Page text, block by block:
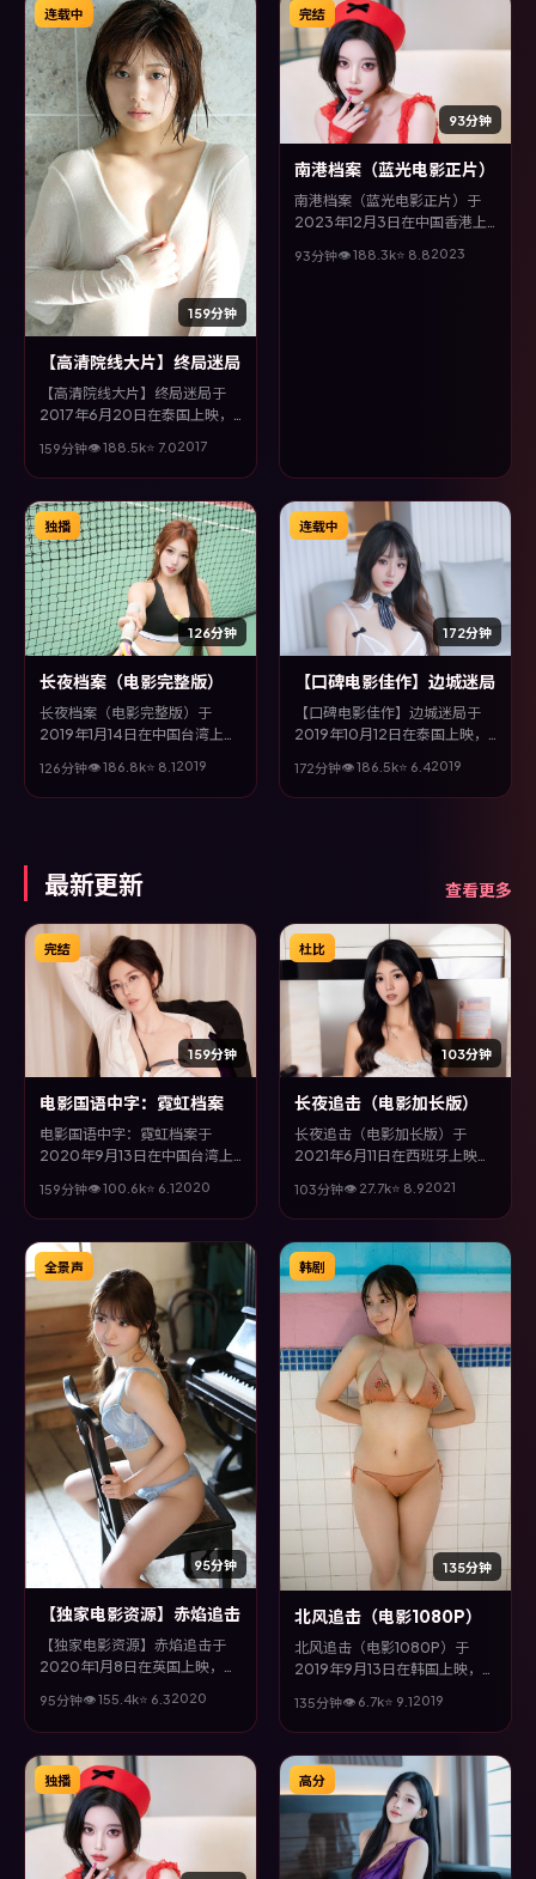
紧凑而不失细腻。
159分钟
连载中
【高清院线大片】终局迷局
【高清院线大片】终局迷局于
2017年6月20日在泰国上映，
张译、菅田将晖等主演。全片以
奇幻类型为主线，在时代洪流与
个体抉择之间，故事层层推进，
节奏紧凑而不失细腻。
159分钟👁188.5k⭐ 7.02017
93分钟
完结
南港档案（蓝光电影正片）
南港档案（蓝光电影正片）于
2023年12月3日在中国香港上
桃李、廖凡、刘德华等主演。全
93分钟👁188.3k⭐ 8.82023
126分钟
独播
长夜档案（电影完整版）
长夜档案（电影完整版）于
2019年1月14日在中国台湾上
歌、菅田将晖、段奕宏等主演。
全片以犯罪类型为主线，多条叙
126分钟👁186.8k⭐ 8.12019
172分钟
连载中
【口碑电影佳作】边城迷局
【口碑电影佳作】边城迷局于
2019年10月12日在泰国上映，
刘等主演。全片以传记类型为主
线，在时代洪流与个体抉择之
172分钟👁186.5k⭐ 6.42019
最新更新 查看更多
159分钟
完结
电影国语中字：霓虹档案
电影国语中字：霓虹档案于
2020年9月13日在中国台湾上
音、河正宇等主演。全片以犯罪
类型为主线，多条叙事线交织收
束，悬念与情感并重，适合喜欢
强情节的观众。
159分钟👁100.6k⭐ 6.12020
103分钟
杜比
长夜追击（电影加长版）
长夜追击（电影加长版）于
2021年6月11日在西班牙上映，
吴京、邱泽等主演。全片以惊悚
类型为主线，在时代洪流与个体
抉择之间，故事层层推进，节奏
紧凑而不失细腻。
103分钟👁 27.7k⭐ 8.92021
95分钟
全景声
【独家电影资源】赤焰追击
【独家电影资源】赤焰追击于
2020年1月8日在英国上映，由
子丹、菅田将晖等主演。全片以
悬疑类型为主线，多条叙事线交
织收束，悬念与情感并重，适合
喜欢强情节的观众。
95分钟👁155.4k⭐ 6.32020
135分钟
韩剧
北风追击（电影1080P）
北风追击（电影1080P）于
2019年9月13日在韩国上映，由
梅、周迅等主演。全片以犯罪类
型为主线，多条叙事线交织收
束，悬念与情感并重，适合喜欢
强情节的观众。
135分钟👁 6.7k⭐ 9.12019
独播 高分